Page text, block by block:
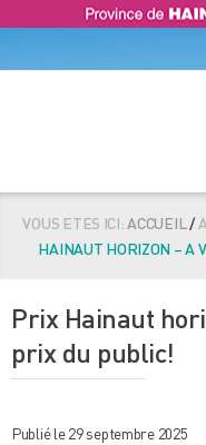
VOUS ETES ICI:ACCUEIL/
HAINAUT HORIZON – A
Prix Hainaut
prix du public!
Publié le 29 septembre 2025